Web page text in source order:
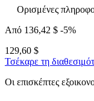
Ορισμένες
Από 136,42 $ -5%
129,60 $
Τσέκαρε τη
Οι επισκέπτες